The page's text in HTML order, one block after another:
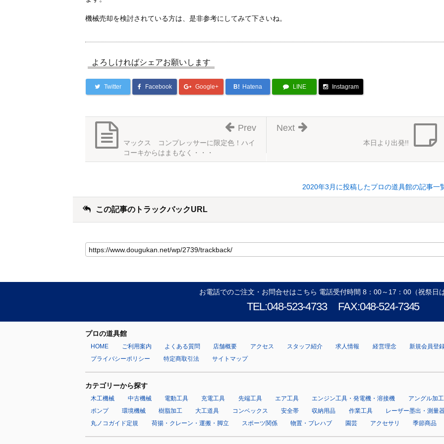
機械売却を検討されている方は、是非参考にしてみて下さいね。
よろしければシェアお願いします
Twitter Facebook Google+ B! Hatena LINE Instagram
本日より出発!!
Next
マックス コンプレッサーに限定色！ハイ
コーキからはまもなく・・・
Prev
2020年3月に投稿したプロの道具館の記事一
この記事のトラックバックURL
お電話でのご注文・お問合せはこちら 電話受付時間 8：00～17：00（祝祭日
TEL:048-523-4733 FAX:048-524-7345
プロの道具館
HOME ご利用案内 よくある質問 店舗概要 アクセス スタッフ紹介 求人情報 経営理念
新規会員登
プライバシーポリシー
特定商取引法 サイトマップ
カテゴリーから探す
木工機械 中古機械 電動工具 充電工具 先端工具 エア工具 エンジン工具・発電機・溶接機
アングル加
ポンプ
環境機械 樹脂加工 大工道具 コンベックス 安全帯 収納用品 作業工具
レーザー墨出・測量
丸ノコガイド定規
荷揚・クレーン・運搬・脚立 スポーツ関係 物置・プレハブ 園芸 アクセサリ 季節商品